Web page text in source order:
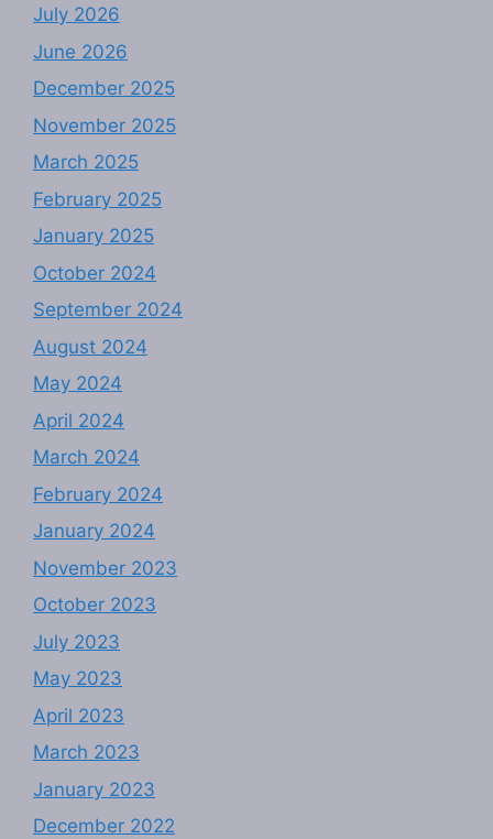
July 2026
June 2026
December 2025
November 2025
March 2025
February 2025
January 2025
October 2024
September 2024
August 2024
May 2024
April 2024
March 2024
February 2024
January 2024
November 2023
October 2023
July 2023
May 2023
April 2023
March 2023
January 2023
December 2022